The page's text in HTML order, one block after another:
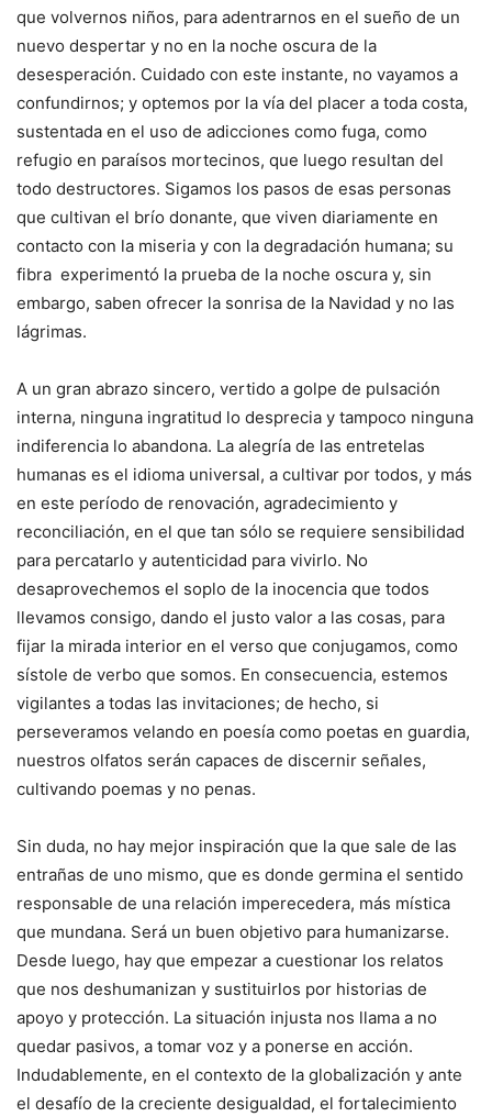
que volvernos niños, para adentrarnos en el sueño de un
nuevo despertar y no en la noche oscura de la
desesperación. Cuidado con este instante, no vayamos a
confundirnos; y optemos por la vía del placer a toda costa,
sustentada en el uso de adicciones como fuga, como
refugio en paraísos mortecinos, que luego resultan del
todo destructores. Sigamos los pasos de esas personas
que cultivan el brío donante, que viven diariamente en
contacto con la miseria y con la degradación humana; su
fibra experimentó la prueba de la noche oscura y, sin
embargo, saben ofrecer la sonrisa de la Navidad y no las
lágrimas.
A un gran abrazo sincero, vertido a golpe de pulsación
interna, ninguna ingratitud lo desprecia y tampoco ninguna
indiferencia lo abandona. La alegría de las entretelas
humanas es el idioma universal, a cultivar por todos, y más
en este período de renovación, agradecimiento y
reconciliación, en el que tan sólo se requiere sensibilidad
para percatarlo y autenticidad para vivirlo. No
desaprovechemos el soplo de la inocencia que todos
llevamos consigo, dando el justo valor a las cosas, para
fijar la mirada interior en el verso que conjugamos, como
sístole de verbo que somos. En consecuencia, estemos
vigilantes a todas las invitaciones; de hecho, si
perseveramos velando en poesía como poetas en guardia,
nuestros olfatos serán capaces de discernir señales,
cultivando poemas y no penas.
Sin duda, no hay mejor inspiración que la que sale de las
entrañas de uno mismo, que es donde germina el sentido
responsable de una relación imperecedera, más mística
que mundana. Será un buen objetivo para humanizarse.
Desde luego, hay que empezar a cuestionar los relatos
que nos deshumanizan y sustituirlos por historias de
apoyo y protección. La situación injusta nos llama a no
quedar pasivos, a tomar voz y a ponerse en acción.
Indudablemente, en el contexto de la globalización y ante
el desafío de la creciente desigualdad, el fortalecimiento